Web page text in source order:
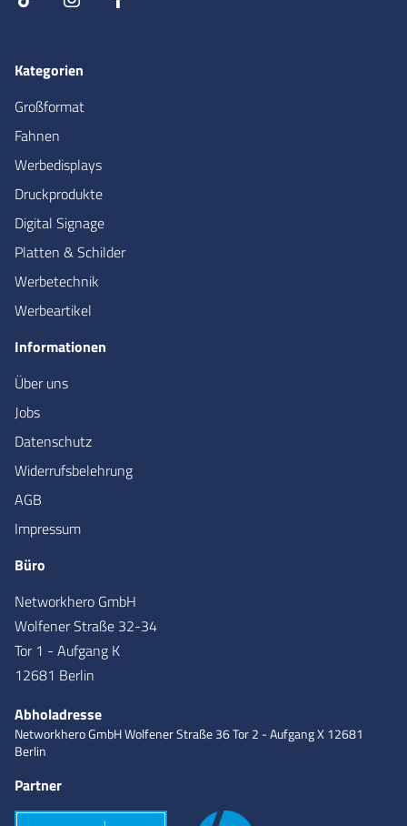
Kategorien
Großformat
Fahnen
Werbedisplays
Druckprodukte
Digital Signage
Platten & Schilder
Werbetechnik
Werbeartikel
Informationen
Über uns
Jobs
Datenschutz
Widerrufsbelehrung
AGB
Impressum
Büro
Networkhero GmbH
Wolfener Straße 32-34
Tor 1 - Aufgang K
12681 Berlin
Abholadresse
Networkhero GmbHWolfener Straße 36Tor 2 - Aufgang X12681
Berlin
Partner